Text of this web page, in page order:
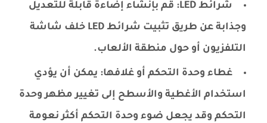
شرائط LED: قم بإنشاء إضاءة قابلة للتعديل
وجذابة عن طريق تثبيت شرائط LED خلف شاشة
التلفزيون أو حول منطقة الألعاب.
غطاء وحدة التحكم أو غلافها: يمكن أن يؤدي
استخدام الأغطية والأسطح إلى تغيير مظهر وحدة
التحكم وقد يجعل ضوء وحدة التحكم أكثر نعومة